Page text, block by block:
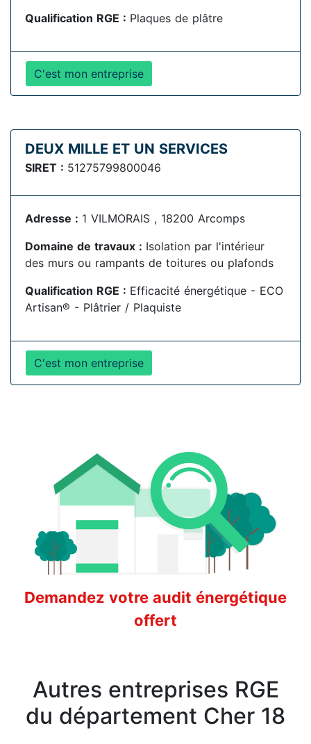
Qualification RGE : Plaques de plâtre
C'est mon entreprise
DEUX MILLE ET UN SERVICES
SIRET : 51275799800046
Adresse : 1 VILMORAIS , 18200 Arcomps
Domaine de travaux : Isolation par l'intérieur
des murs ou rampants de toitures ou plafonds
Qualification RGE : Efficacité énergétique - ECO
Artisan® - Plâtrier / Plaquiste
C'est mon entreprise
Demandez votre audit énergétique
offert
Autres entreprises RGE
du département Cher 18